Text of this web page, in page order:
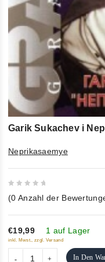
Garik Sukachev i
Neprikasaemye
out
of
5
(0 Anzahl der
€19,99 1 auf Lager
inkl. Mwst., zzgl. Versand
In Den